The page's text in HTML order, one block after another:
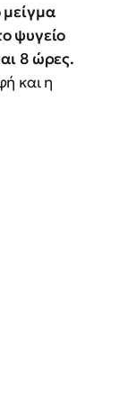
μείγμα
ψυγείο
8 ώρες.
και η